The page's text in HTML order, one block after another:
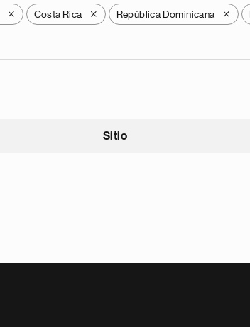
X Costa Rica X República Dominicana X
Sitio